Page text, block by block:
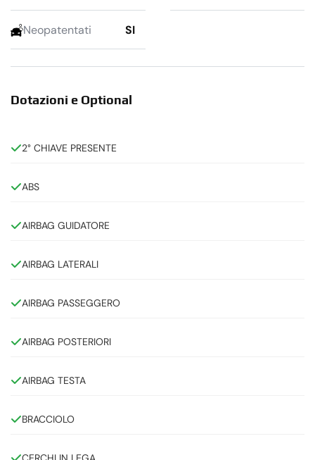
Neopatentati SI
Dotazioni e Optional
2° CHIAVE PRESENTE
ABS
AIRBAG GUIDATORE
AIRBAG LATERALI
AIRBAG PASSEGGERO
AIRBAG POSTERIORI
AIRBAG TESTA
BRACCIOLO